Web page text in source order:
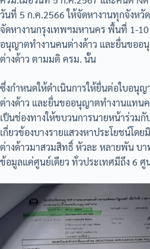
วันที่ 5 ก.ค.2566 ให้จัดหางานทุกจังหวั
จัดหางานกรุงเทพฯมหานคร พื้นที่ 1-
อนุญาตทำงานคนต่างด้าว และยื่นขอ
ต่างด้าว ตามมติ ครม. นั้น
ซึ่งกำหนดให้ดำเนินการให้ยื่นต่อใบอนุ
ต่างด้าว และยื่นขออนุญาตทำงานแทนค
เป็นช่องทางให้ขบวนการนายหน้าร่วมกั
เกี่ยวข้องบางรายแสวงหาประโยชน์โด
ต่างด้าวมาสวมสิทธิ์ หัวละ หลายพัน บ
ข้อมูลแค่ศูนย์เดียว ทั่วประเทศมีถึง 6 ศู